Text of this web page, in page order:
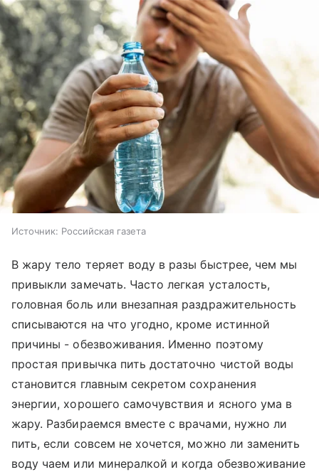
Источник: Российская газета
В жару тело теряет воду в разы быстрее, чем мы
привыкли замечать. Часто легкая усталость,
головная боль или внезапная раздражительность
списываются на что угодно, кроме истинной
причины - обезвоживания. Именно поэтому
простая привычка пить достаточно чистой воды
становится главным секретом сохранения
энергии, хорошего самочувствия и ясного ума в
жару. Разбираемся вместе с врачами, нужно ли
пить, если совсем не хочется, можно ли заменить
воду чаем или минералкой и когда обезвоживание